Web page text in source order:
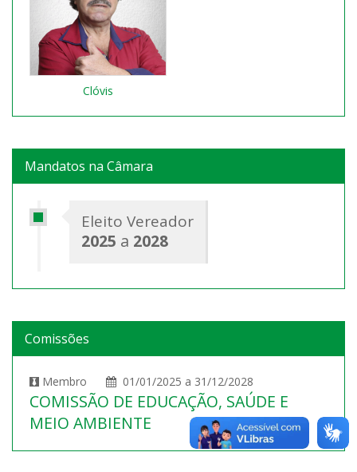
Clóvis
Mandatos na Câmara
Eleito Vereador
2025 a 2028
Comissões
Membro 01/01/2025 a 31/12/2028
COMISSÃO DE EDUCAÇÃO, SAÚDE E
MEIO AMBIENTE